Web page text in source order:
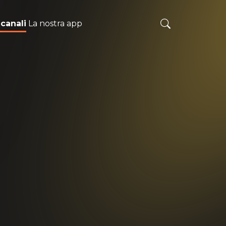
La nostra app